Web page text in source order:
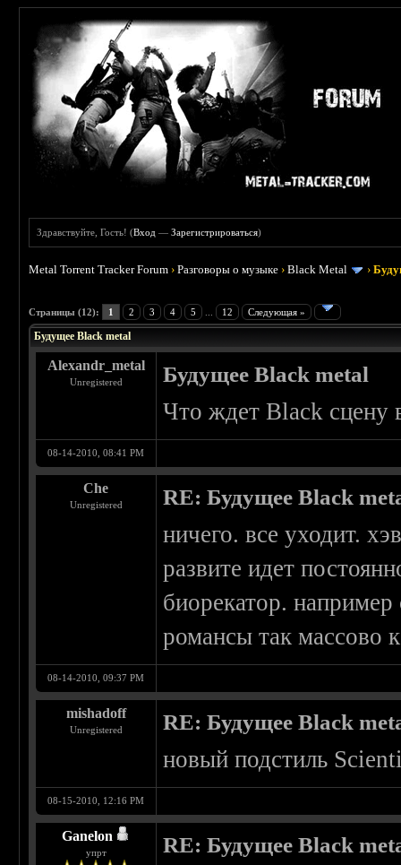
Здравствуйте, Гость! (Вход —Зарегистрироваться)
Metal Torrent Tracker Forum ›Разговоры о музыке ›Black Metal ›
Страницы (12): 1 2 3 4 5 12 Следующая »
Будущее Black metal
Alexandr_metal
Unregistered Будущее Black metal
Что ждет Black сцену
08-14-2010, 08:41 PM
Che
Unregistered RE: Будущее Black
ничего. все уходит.
развите идет
биорекатор.
романсы так массово
08-14-2010, 09:37 PM
mishadoff
Unregistered RE: Будущее Black
новый подстиль
08-15-2010, 12:16 PM
Ganelon
упрт RE: Будущее Black